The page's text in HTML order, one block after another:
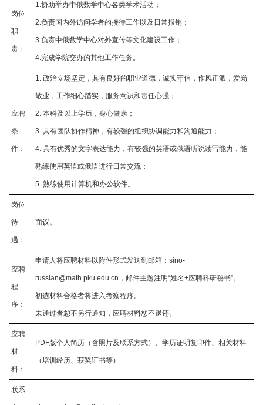
岗位
职
责：
1.协助举办中俄数学中心各类学术活动；
2.负责国内外访问学者的接待工作以及日常报销；
3.负责中俄数学中心对外宣传等文化建设工作；
4.完成学院交办的其他工作任务。
应聘
条
件：
1. 政治立场坚定，具有良好的职业道德，诚实守信，作风正派，爱岗
敬业，工作细心踏实，服务意识和责任心强；
2. 本科及以上学历，身心健康；
3. 具有团队协作精神，有较强的组织协调能力和沟通能力；
4. 具有优秀的文字表达能力，有较强的英语或俄语听说读写能力，能
熟练使用英语或俄语进行日常交流；
5. 熟练使用计算机和办公软件。
岗位
待
遇：
面议。
应聘
程
序：
申请人将应聘材料以附件形式发送到邮箱： sino-
russian@math.pku.edu.cn ，邮件主题注明“姓名+应聘科研秘书”。
初选材料合格者将进入考察程序。
未通过者恕不另行通知，应聘材料恕不退还。
应聘
材
料：
PDF版个人简历（含照片及联系方式）、学历证明复印件、相关材料
（培训经历、获奖证书等）
联系